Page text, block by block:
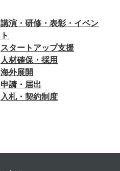
講演・研修・表彰・イベン
ト
スタートアップ支援
人材確保・採用
海外展開
申請・届出
入札・契約制度